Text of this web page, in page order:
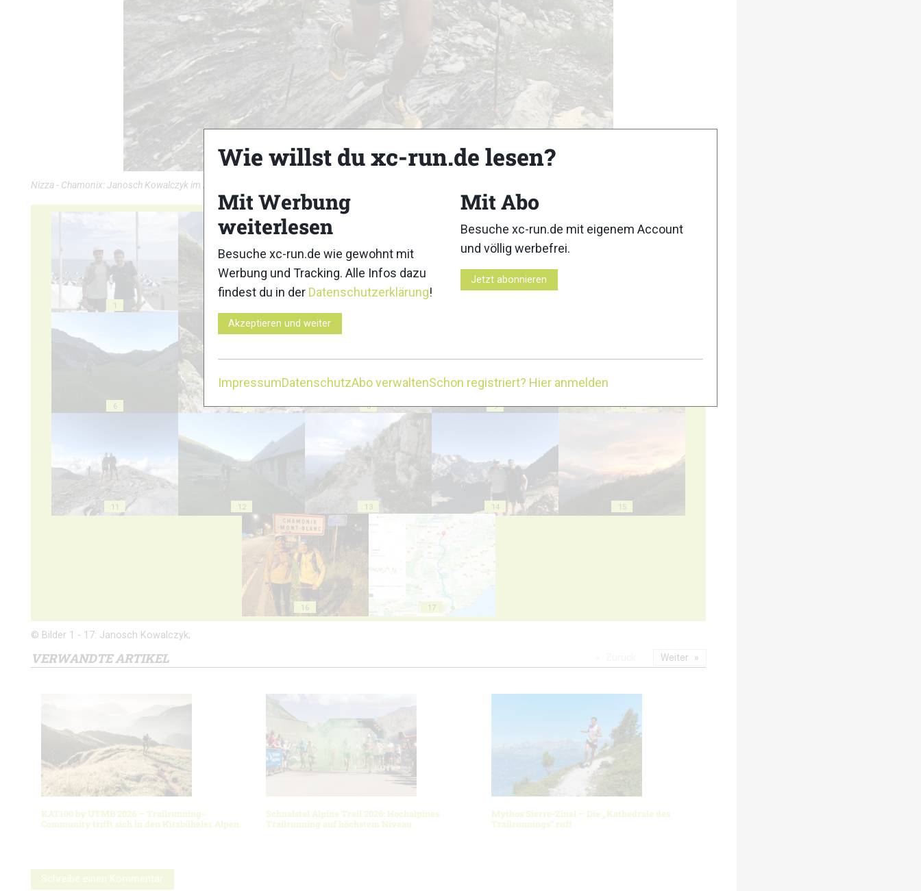
Nizza - Chamonix: Janosch Kowalczyk im Anstieg zum Refuge de La Croix du Bonhomme auf 2443m © Janosch Kowalczyk
1
6 7 8 9 10
11 12 13 14 15
16 17
© Bilder 1 - 17: Janosch Kowalczyk;
VERWANDTE ARTIKEL
KAT100 by UTMB 2026 – Trailrunning-
Community trifft sich in den Kitzbüheler Alpen
Schnalstal Alpine Trail 2026: Hochalpines
Trailrunning auf höchstem Niveau
Mythos Sierre-Zinal – Die „Kathedrale des
Trailrunnings“ ruft
Weiter
Schreibe einen Kommentar
Wie willst du xc-run.de lesen?
Mit Werbung
weiterlesen
Besuche xc-run.de wie gewohnt mit
Werbung und Tracking. Alle Infos dazu
findest du in der Datenschutzerklärung!
Akzeptieren und weiter
Mit Abo
Besuche xc-run.de mit eigenem Account
und völlig werbefrei.
Jetzt abonnieren
ImpressumDatenschutzAbo verwaltenSchon registriert? Hier anmelden